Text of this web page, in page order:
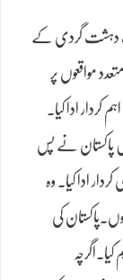
دہشت گردی کے
مواقعوں پر
ادا کیا۔
پاکستان نے پس
ادا کیا۔ وہ
جنیوا مذاکرات ہوں یا دوحہ مذاکرات2020 ہوں۔پاکستان کی